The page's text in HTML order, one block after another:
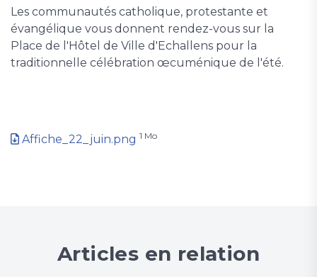
Les communautés catholique, protestante et
évangélique vous donnent rendez-vous sur la
Place de l'Hôtel de Ville d'Echallens pour la
traditionnelle célébration œcuménique de l'été.
Affiche_22_juin.png 1 Mo
Articles en relation